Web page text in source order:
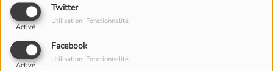
Twitter
Activé
Utilisation: Fonctionnalité
Facebook
Activé
Utilisation: Fonctionnalité
ÉCOUTER LE PODCAST